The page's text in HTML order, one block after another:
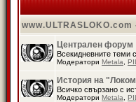
Централен форум
Всекидневните теми
Модератори Metala
История на
Всичко свързано с
Модератори Metala